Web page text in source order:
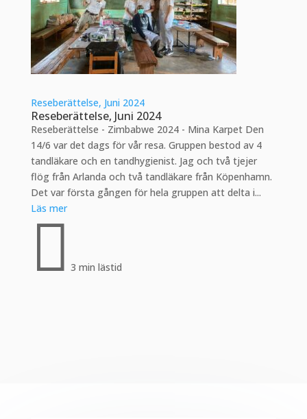
Reseberättelse, Juni 2024
Reseberättelse, Juni 2024
Reseberättelse - Zimbabwe 2024 - Mina Karpet Den
14/6 var det dags för vår resa. Gruppen bestod av 4
tandläkare och en tandhygienist. Jag och två tjejer
flög från Arlanda och två tandläkare från Köpenhamn.
Det var första gången för hela gruppen att delta i...
Läs mer
 3 min lästid